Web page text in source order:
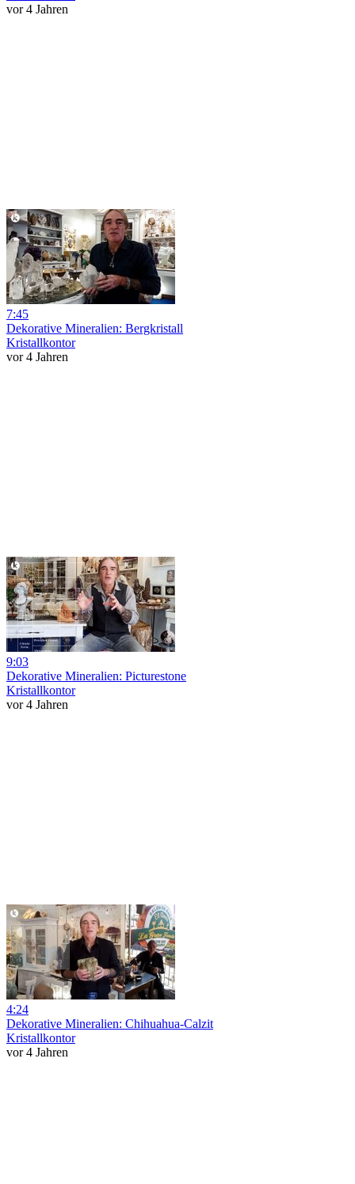
vor 4 Jahren
7:45
Dekorative Mineralien: Bergkristall
Kristallkontor
vor 4 Jahren
9:03
Dekorative Mineralien: Picturestone
Kristallkontor
vor 4 Jahren
4:24
Dekorative Mineralien: Chihuahua-Calzit
Kristallkontor
vor 4 Jahren